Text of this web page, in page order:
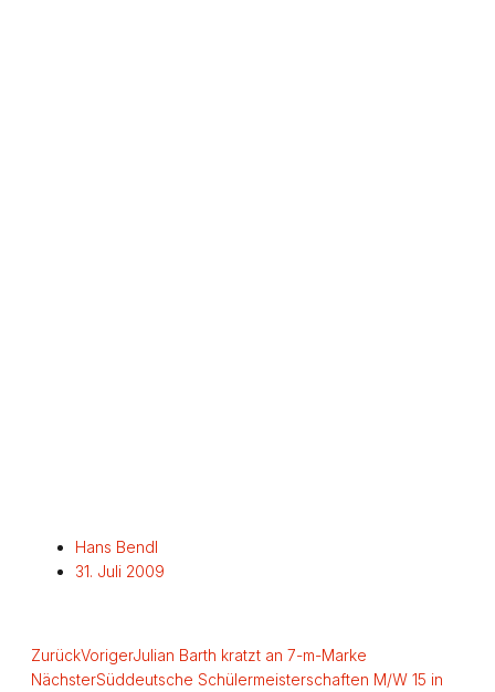
Hans Bendl
31. Juli 2009
ZurückVorigerJulian Barth kratzt an 7-m-Marke
NächsterSüddeutsche Schülermeisterschaften M/W 15 in